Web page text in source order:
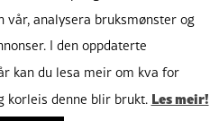
støtta:
analysera bruksmønster og
I den oppdaterte
kan du lesa meir om kva for
korleis denne blir brukt. Les meir!